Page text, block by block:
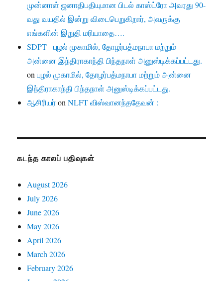
முன்னாள் ஜனாதிபதியுமான பிடல் காஸ்ட்ரோ அவரது 90-
வது வயதில் இன்று விடைபெறுகிறார், அவருக்கு
எங்களின் இறுதி மரியாதை….
SDPT - புழல் முகாமில், தோழர்பத்மநாபா மற்றும்
அன்னை இந்திராகாந்தி பிந்தநாள் அனுஸ்டிக்கப்பட்டது.
onபுழல் முகாமில், தோழர்பத்மநாபா மற்றும் அன்னை
இந்திராகாந்தி பிந்தநாள் அனுஸ்டிக்கப்பட்டது.
ஆசிரியர்onNLFT விஸ்வானந்ததேவன் :
கடந்த காலப் பதிவுகள்
August 2026
July 2026
June 2026
May 2026
April 2026
March 2026
February 2026